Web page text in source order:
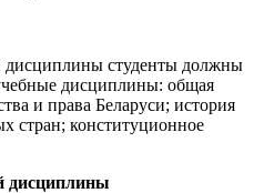
дисциплины студенты должны
дисциплины: общая
и права Беларуси; история
стран; конституционное
дисциплины